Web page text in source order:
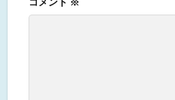
コメント ※